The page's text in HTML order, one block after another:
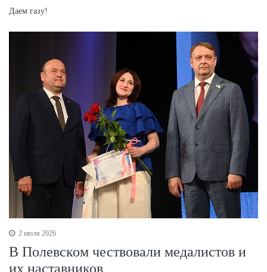
Даем газу!
2 июля 2026
В Полевском чествовали медалистов и
их наставников